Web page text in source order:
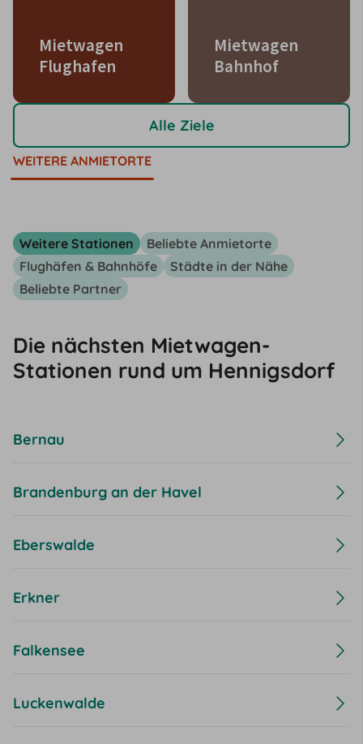
Mietwagen
Flughafen
Mietwagen
Bahnhof
Alle Ziele
WEITERE ANMIETORTE
Weitere Stationen
Beliebte Anmietorte
Flughäfen & Bahnhöfe
Städte in der Nähe
Beliebte Partner
Die nächsten Mietwagen-
Stationen rund um Hennigsdorf
Bernau
Brandenburg an der Havel
Eberswalde
Erkner
Falkensee
Luckenwalde